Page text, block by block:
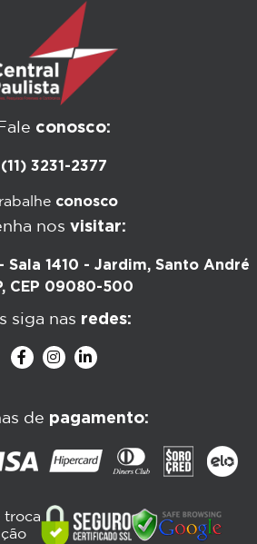
Fale conosco:
(11) 3231-2377
conosco
nos visitar:
Sala 1410 - Jardim, Santo André
CEP 09080-500
siga nas redes:
de pagamento:
troca